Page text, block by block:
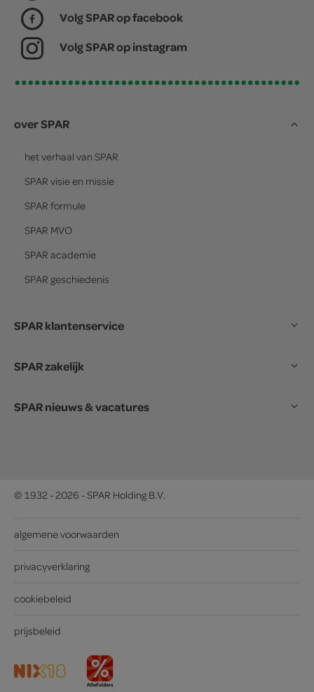
Volg SPAR op facebook
Volg SPAR op instagram
over SPAR
het verhaal van SPAR
SPAR visie en missie
SPAR formule
SPAR MVO
SPAR academie
SPAR geschiedenis
SPAR klantenservice
SPAR zakelijk
SPAR nieuws & vacatures
© 1932 - 2026 - SPAR Holding B.V.
algemene voorwaarden
privacyverklaring
cookiebeleid
prijsbeleid